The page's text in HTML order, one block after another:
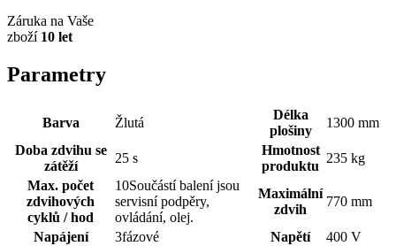
Záruka na Vaše
zboží 10 let
Parametry
Barva Žlutá
Délka
plošiny
1300 mm
Doba zdvihu se
zátěží
25 s
Hmotnost
produktu
235 kg
Max. počet
zdvihových
cyklů / hod
10Součástí balení jsou
servisní podpěry,
ovládání, olej.
Maximální
zdvih
770 mm
Napájení 3fázové Napětí
400 V